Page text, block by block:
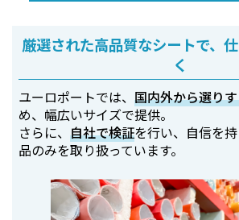
厳選された高品質なシートで、
く
ユーロポートでは、国内外から選り
め、幅広いサイズで提供。
さらに、自社で検証を行い、自信を
品のみを取り扱っています。